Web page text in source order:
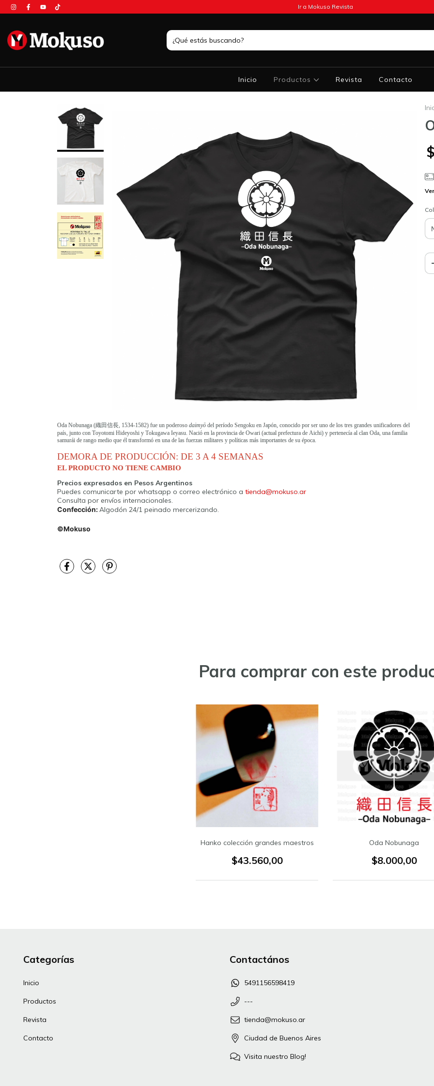
Ir a Mokuso Revista
Inicio Productos Revista Contacto
Oda Nobunaga (織田信長, 1534-1582) fue un poderoso daimyō del período Sengoku en Japón, conocido por ser uno de los tres grandes unificadores del
país, junto con Toyotomi Hideyoshi y Tokugawa Ieyasu. Nació en la provincia de Owari (actual prefectura de Aichi) y pertenecía al clan Oda, una familia
samurái de rango medio que él transformó en una de las fuerzas militares y políticas más importantes de su época.
DEMORA DE PRODUCCIÓN: DE 3 A 4 SEMANAS
EL PRODUCTO NO TIENE CAMBIO
Precios expresados en Pesos Argentinos
Puedes comunicarte por whatsapp o correo electrónico a tienda@mokuso.ar
Consulta por envíos internacionales.
Confección:Algodón 24/1 peinado mercerizando.
©Mokuso
Para comprar con este
Hanko colección grandes maestros
$43.560,00
Oda Nobunaga
$8.000,00
Categorías
Inicio
Productos
Revista
Contacto
Contactános
5491156598419
---
tienda@mokuso.ar
Ciudad de Buenos Aires
Visita nuestro Blog!